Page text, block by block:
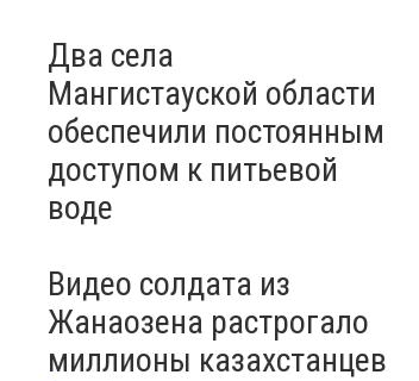
Два села
Мангистауской области
обеспечили постоянным
доступом к питьевой
воде
Видео солдата из
Жанаозена растрогало
миллионы казахстанцев